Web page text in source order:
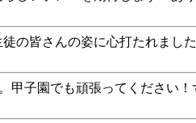
の皆さんの姿に心打たれまし
甲子園でも頑張ってください